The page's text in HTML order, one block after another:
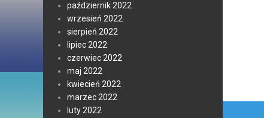
październik 2022
wrzesień 2022
sierpień 2022
lipiec 2022
czerwiec 2022
maj 2022
kwiecień 2022
marzec 2022
luty 2022